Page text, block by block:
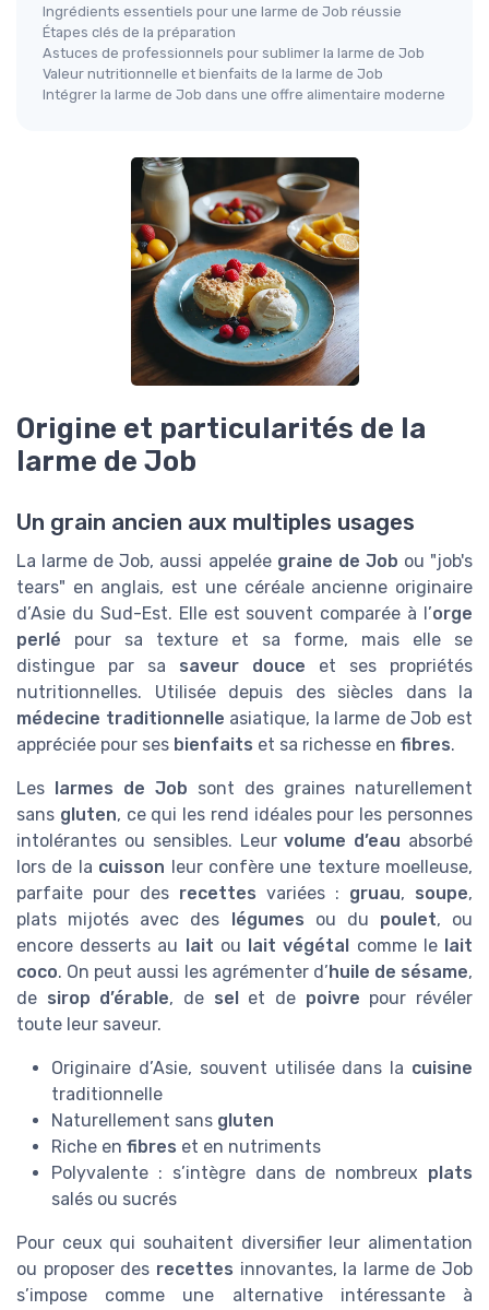
Ingrédients essentiels pour une larme de Job réussie
Étapes clés de la préparation
Astuces de professionnels pour sublimer la larme de Job
Valeur nutritionnelle et bienfaits de la larme de Job
Intégrer la larme de Job dans une offre alimentaire moderne
Origine et particularités de la
larme de Job
Un grain ancien aux multiples usages
La larme de Job, aussi appelée graine de Job ou "job's
tears" en anglais, est une céréale ancienne originaire
d’Asie du Sud-Est. Elle est souvent comparée à l’orge
perlé pour sa texture et sa forme, mais elle se
distingue par sa saveur douce et ses propriétés
nutritionnelles. Utilisée depuis des siècles dans la
médecine traditionnelle asiatique, la larme de Job est
appréciée pour ses bienfaits et sa richesse en fibres.
Les larmes de Job sont des graines naturellement
sans gluten, ce qui les rend idéales pour les personnes
intolérantes ou sensibles. Leurvolume d’eau absorbé
lors de la cuisson leur confère une texture moelleuse,
parfaite pour des recettes variées : gruau, soupe,
plats mijotés avec des légumes ou du poulet, ou
encore desserts au lait ou lait végétal comme le lait
coco. On peut aussi les agrémenter d’huile de sésame,
de sirop d’érable, de selet de poivre pour révéler
toute leur saveur.
Originaire d’Asie, souvent utilisée dans la cuisine
traditionnelle
Naturellement sans gluten
Riche en fibres et en nutriments
Polyvalente : s’intègre dans de nombreux plats
salés ou sucrés
Pour ceux qui souhaitent diversifier leur alimentation
ou proposer des recettes innovantes, la larme de Job
s’impose comme une alternative intéressante à